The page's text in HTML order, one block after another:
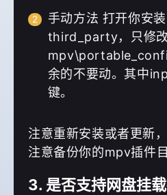
微信
手动方法 打开你安
third_party，只修
余的不要动。其中
键。
注意重新安装或者更新
注意备份你的mpv插件目
3. 是否支持网盘挂载